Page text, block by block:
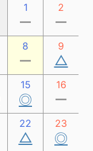
1
ー
2
ー
8
ー
9
△
15
◎
16
ー
22
△
23
◎